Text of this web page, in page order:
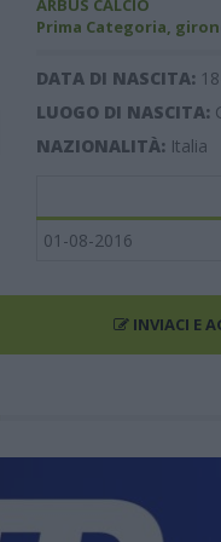
ARBUS CALCIO
Prima Categoria,
DATA DI NASCITA:
LUOGO DI NASCITA:
NAZIONALITÀ: Italia
01-08-2016
INVIACI E